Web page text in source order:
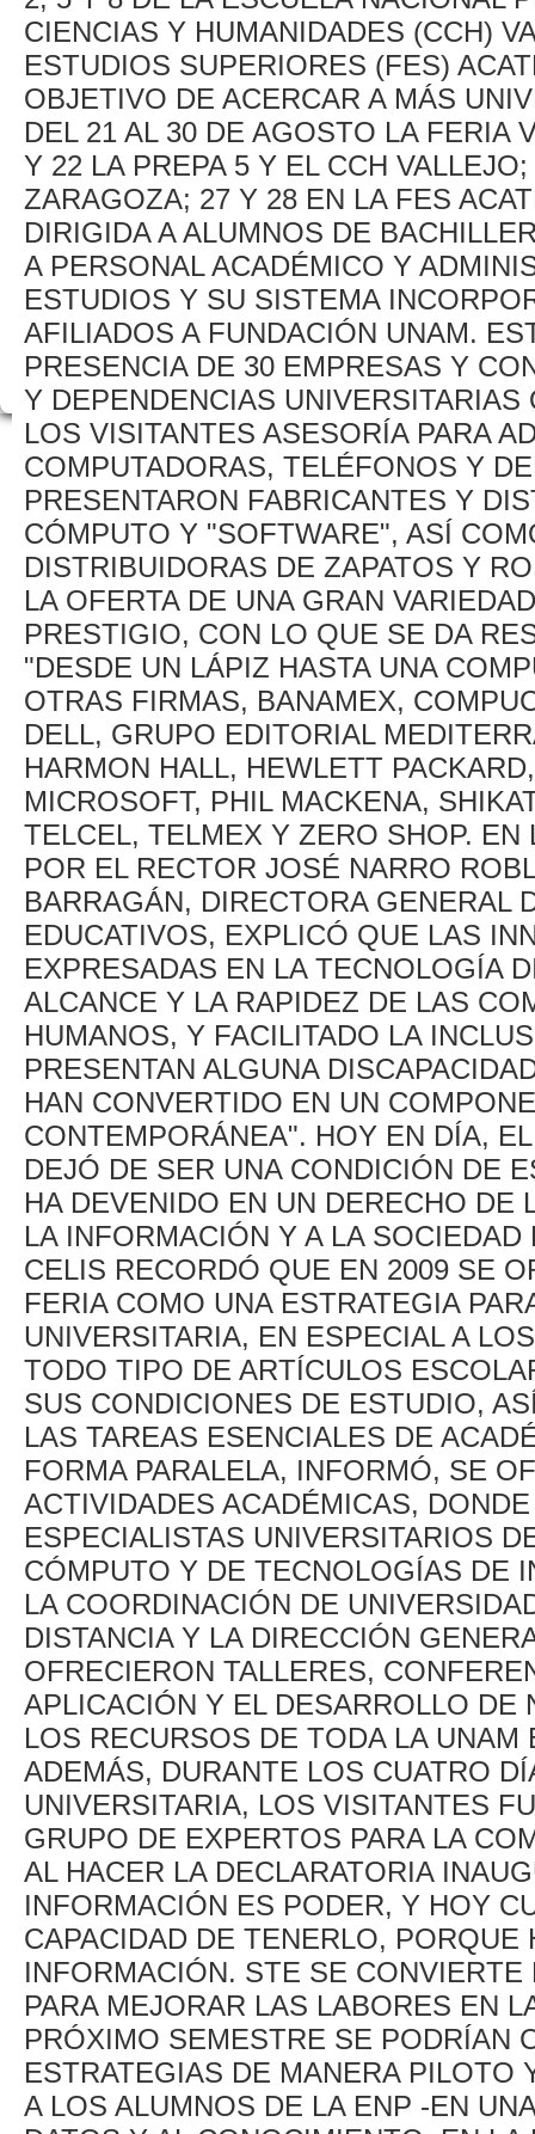
CIENCIAS Y HUMANIDADES (CCH)
ESTUDIOS SUPERIORES (FES)
OBJETIVO DE ACERCAR A MÁS
DEL 21 AL 30 DE AGOSTO LA FERIA
Y 22 LA PREPA 5 Y EL CCH
ZARAGOZA; 27 Y 28 EN LA FES
DIRIGIDA A ALUMNOS DE
A PERSONAL ACADÉMICO Y
ESTUDIOS Y SU SISTEMA
AFILIADOS A FUNDACIÓN UNAM.
PRESENCIA DE 30 EMPRESAS Y
Y DEPENDENCIAS
LOS VISITANTES ASESORÍA PARA
COMPUTADORAS, TELÉFONOS Y
PRESENTARON FABRICANTES Y
CÓMPUTO Y "SOFTWARE", ASÍ
DISTRIBUIDORAS DE ZAPATOS Y
LA OFERTA DE UNA GRAN
PRESTIGIO, CON LO QUE SE DA
"DESDE UN LÁPIZ HASTA UNA
OTRAS FIRMAS, BANAMEX,
DELL, GRUPO EDITORIAL
HARMON HALL, HEWLETT
MICROSOFT, PHIL MACKENA,
TELCEL, TELMEX Y ZERO SHOP.
POR EL RECTOR JOSÉ NARRO
BARRAGÁN, DIRECTORA GENERAL
EDUCATIVOS, EXPLICÓ QUE LAS
EXPRESADAS EN LA TECNOLOGÍA
ALCANCE Y LA RAPIDEZ DE LAS
HUMANOS, Y FACILITADO LA
PRESENTAN ALGUNA
HAN CONVERTIDO EN UN
CONTEMPORÁNEA". HOY EN DÍA,
DEJÓ DE SER UNA CONDICIÓN DE
HA DEVENIDO EN UN DERECHO DE
LA INFORMACIÓN Y A LA
CELIS RECORDÓ QUE EN 2009 SE
FERIA COMO UNA ESTRATEGIA
UNIVERSITARIA, EN ESPECIAL A
TODO TIPO DE ARTÍCULOS
SUS CONDICIONES DE ESTUDIO,
LAS TAREAS ESENCIALES DE
FORMA PARALELA, INFORMÓ, SE
ACTIVIDADES ACADÉMICAS,
ESPECIALISTAS UNIVERSITARIOS
CÓMPUTO Y DE TECNOLOGÍAS DE
LA COORDINACIÓN DE
DISTANCIA Y LA DIRECCIÓN
OFRECIERON TALLERES,
APLICACIÓN Y EL DESARROLLO DE
LOS RECURSOS DE TODA LA
ADEMÁS, DURANTE LOS CUATRO
UNIVERSITARIA, LOS VISITANTES
GRUPO DE EXPERTOS PARA LA
AL HACER LA DECLARATORIA
INFORMACIÓN ES PODER, Y HOY
CAPACIDAD DE TENERLO, PORQUE
INFORMACIÓN. STE SE
PARA MEJORAR LAS LABORES EN
PRÓXIMO SEMESTRE SE PODRÍAN
ESTRATEGIAS DE MANERA PILOTO
A LOS ALUMNOS DE LA ENP -EN